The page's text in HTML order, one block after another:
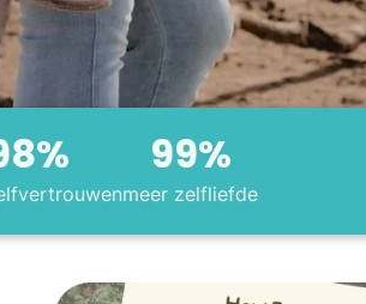
%
meer zelfliefde
99%